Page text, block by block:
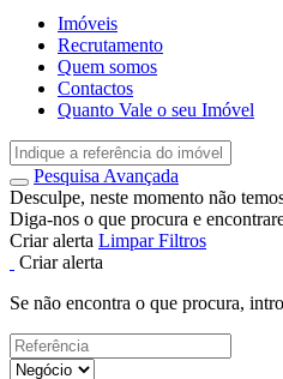
Imóveis
Recrutamento
Quem somos
Contactos
Quanto Vale o seu Imóvel
Pesquisa Avançada
Desculpe, neste momento não
Diga-nos o que procura e
Criar alerta Limpar Filtros
Criar alerta
Se não encontra o que procura,